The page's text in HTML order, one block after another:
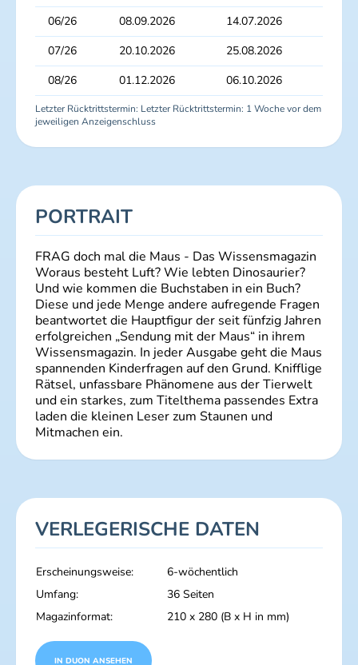
06/26
08.09.2026 14.07.2026
07/26
20.10.2026 25.08.2026
08/26
01.12.2026 06.10.2026
Letzter Rücktrittstermin: Letzter Rücktrittstermin: 1 Woche vor dem
jeweiligen Anzeigenschluss
PORTRAIT
FRAG doch mal die Maus - Das Wissensmagazin
Woraus besteht Luft? Wie lebten Dinosaurier?
Und wie kommen die Buchstaben in ein Buch?
Diese und jede Menge andere aufregende Fragen
beantwortet die Hauptfigur der seit fünfzig Jahren
erfolgreichen „Sendung mit der Maus“ in ihrem
Wissensmagazin. In jeder Ausgabe geht die Maus
spannenden Kinderfragen auf den Grund. Knifflige
Rätsel, unfassbare Phänomene aus der Tierwelt
und ein starkes, zum Titelthema passendes Extra
laden die kleinen Leser zum Staunen und
Mitmachen ein.
VERLEGERISCHE DATEN
Erscheinungsweise:
6-wöchentlich
Umfang:
36 Seiten
Magazinformat:
210 x 280 (B x H in mm)
IN DUON ANSEHEN